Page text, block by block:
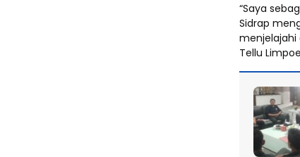
“Saya
Sidrap
menjelajahi
Tellu